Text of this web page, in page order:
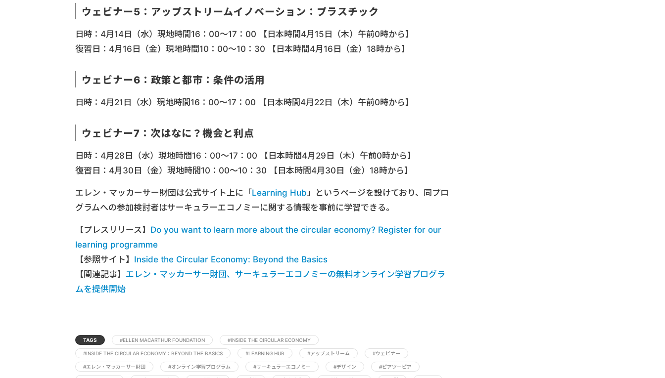
ウェビナー5：アップストリームイノベーション：プラスチック
日時：4月14日（水）現地時間16：00～17：00 【日本時間4月15日（木）午前0時から】
復習日：4月16日（金）現地時間10：00～10：30 【日本時間4月16日（金）18時から】
ウェビナー6：政策と都市：条件の活用
日時：4月21日（水）現地時間16：00～17：00 【日本時間4月22日（木）午前0時から】
ウェビナー7：次はなに？機会と利点
日時：4月28日（水）現地時間16：00～17：00 【日本時間4月29日（木）午前0時から】
復習日：4月30日（金）現地時間10：00～10：30 【日本時間4月30日（金）18時から】
エレン・マッカーサー財団は公式サイト上に「 Learning Hub」というページを設けており、同プロ
グラムへの参加検討者はサーキュラーエコノミーに関する情報を事前に学習できる。
【プレスリリース】 Do you want to learn more about the circular economy? Register for our
learning programme
【参照サイト】 Inside the Circular Economy: Beyond the Basics
【関連記事】 エレン・マッカーサー財団、サーキュラーエコノミーの無料オンライン学習プログラ
ムを提供開始
TAGS #ELLEN MACARTHUR FOUNDATION #INSIDE THE CIRCULAR ECONOMY
#INSIDE THE CIRCULAR ECONOMY：BEYOND THE BASICS #LEARNING HUB #アップストリーム #ウェビナー
#エレン・マッカーサー財団 #オンライン学習プログラム #サーキュラーエコノミー #デザイン #ピアツーピア